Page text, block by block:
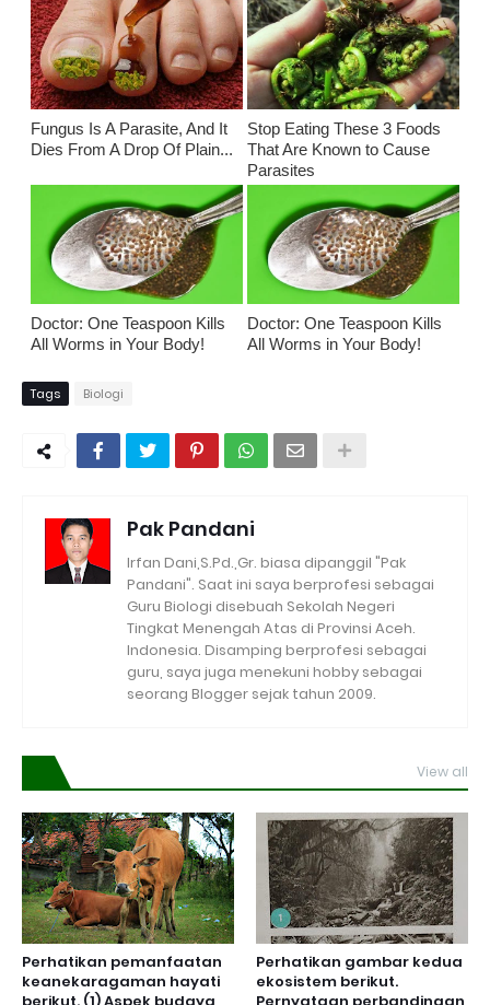
Fungus Is A Parasite, And It
Dies From A Drop Of Plain...
Stop Eating These 3 Foods
That Are Known to Cause
Parasites
Doctor: One Teaspoon Kills
All Worms in Your Body!
Doctor: One Teaspoon Kills
All Worms in Your Body!
Tags Biologi
Pak Pandani
Irfan Dani,S.Pd.,Gr. biasa dipanggil "Pak
Pandani". Saat ini saya berprofesi sebagai
Guru Biologi disebuah Sekolah Negeri
Tingkat Menengah Atas di Provinsi Aceh.
Indonesia. Disamping berprofesi sebagai
guru, saya juga menekuni hobby sebagai
seorang Blogger sejak tahun 2009.
View all
Perhatikan pemanfaatan
keanekaragaman hayati
Perhatikan gambar kedua
ekosistem berikut.